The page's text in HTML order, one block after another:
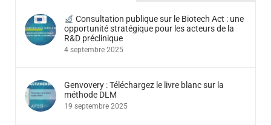
Consultation publique sur le Biotech Act : une
opportunité stratégique pour les acteurs de la
R&D préclinique
4 septembre 2025
Genvovery : Téléchargez le livre blanc sur la
méthode DLM
19 septembre 2025